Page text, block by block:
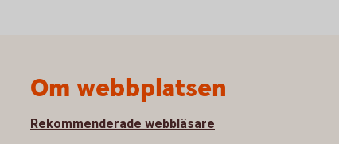
Om webbplatsen
Rekommenderade webbläsare